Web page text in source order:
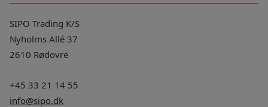
SIPO Trading K/S
Nyholms Allé 37
2610 Rødovre
+45 33 21 14 55
info@sipo.dk